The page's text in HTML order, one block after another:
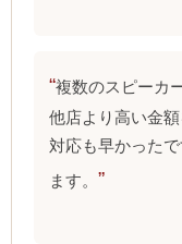
複数のスピーカ
他店より高い金
対応も早かった
ます。